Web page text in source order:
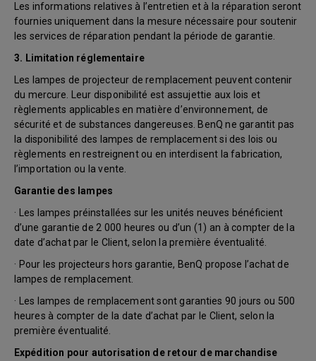
Les informations relatives à l’entretien et à la réparation seront
fournies uniquement dans la mesure nécessaire pour soutenir
les services de réparation pendant la période de garantie.
3. Limitation réglementaire
Les lampes de projecteur de remplacement peuvent contenir
du mercure. Leur disponibilité est assujettie aux lois et
règlements applicables en matière d’environnement, de
sécurité et de substances dangereuses. BenQ ne garantit pas
la disponibilité des lampes de remplacement si des lois ou
règlements en restreignent ou en interdisent la fabrication,
l’importation ou la vente.
Garantie des lampes
· Les lampes préinstallées sur les unités neuves bénéficient
d’une garantie de 2 000 heures ou d’un (1) an à compter de la
date d’achat par le Client, selon la première éventualité.
· Pour les projecteurs hors garantie, BenQ propose l’achat de
lampes de remplacement.
· Les lampes de remplacement sont garanties 90 jours ou 500
heures à compter de la date d’achat par le Client, selon la
première éventualité.
Expédition pour autorisation de retour de marchandise